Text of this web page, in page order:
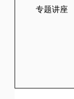
专题讲座